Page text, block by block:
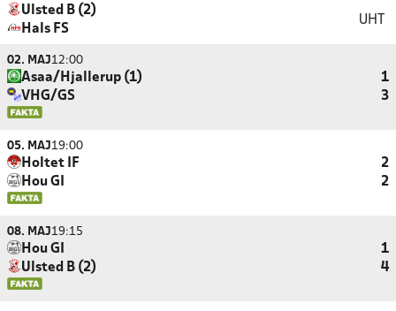
Ulsted B (2)
Hals FS
UHT
02. MAJ12:00
Asaa/Hjallerup (1)
1
VHG/GS
3
05. MAJ19:00
Holtet IF
2
Hou GI
2
08. MAJ19:15
Hou GI
1
Ulsted B (2)
4